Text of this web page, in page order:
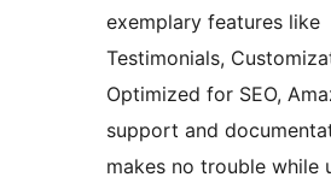
exemplary features like
Testimonials,
Optimized for SEO,
support and
makes no trouble while